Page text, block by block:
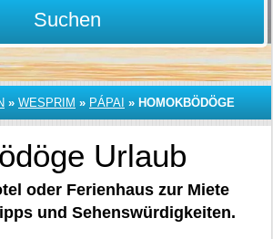
Suchen
» WESPRIM » PÁPAI » HOMOKBÖDÖGE
Urlaub
oder Ferienhaus zur Miete
und Sehenswürdigkeiten.